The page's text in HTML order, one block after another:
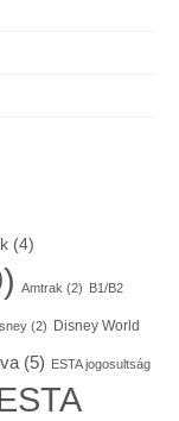
(4)
Amtrak (2) B1/B2
(2) Disney World
(5) ESTA jogosultság